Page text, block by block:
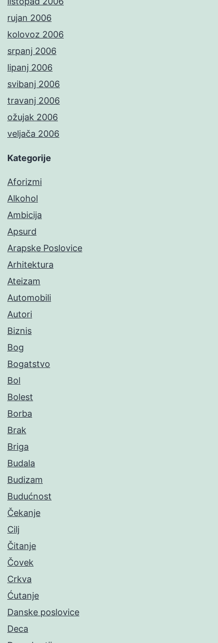
rujan 2006
kolovoz 2006
srpanj 2006
lipanj 2006
svibanj 2006
travanj 2006
ožujak 2006
veljača 2006
Kategorije
Aforizmi
Alkohol
Ambicija
Apsurd
Arapske Poslovice
Arhitektura
Ateizam
Automobili
Autori
Biznis
Bog
Bogatstvo
Bol
Bolest
Borba
Brak
Briga
Budala
Budizam
Budućnost
Čekanje
Cilj
Čitanje
Čovek
Crkva
Ćutanje
Danske poslovice
Deca